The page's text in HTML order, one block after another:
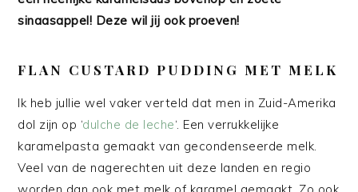
sinaasappel! Deze wil jij ook proeven!
FLAN CUSTARD PUDDING MET MELK
Ik heb jullie wel vaker verteld dat men in Zuid-Amerika
dol zijn op ‘dulche de leche‘. Een verrukkelijke
karamelpasta gemaakt van gecondenseerde melk.
Veel van de nagerechten uit deze landen en regio